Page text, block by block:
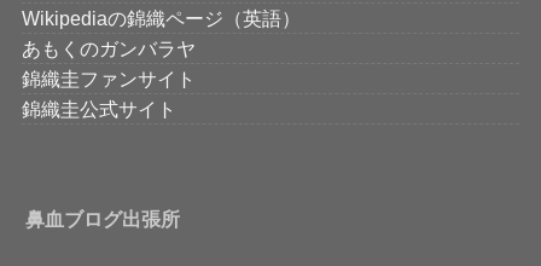
Wikipediaの錦織ページ（英語）
あもくのガンバラヤ
錦織圭ファンサイト
錦織圭公式サイト
鼻血ブログ出張所